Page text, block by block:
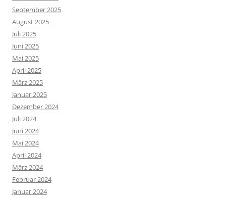
September 2025
August 2025
Juli 2025
Juni 2025
Mai 2025
April 2025
März 2025
Januar 2025
Dezember 2024
Juli 2024
Juni 2024
Mai 2024
April 2024
März 2024
Februar 2024
Januar 2024